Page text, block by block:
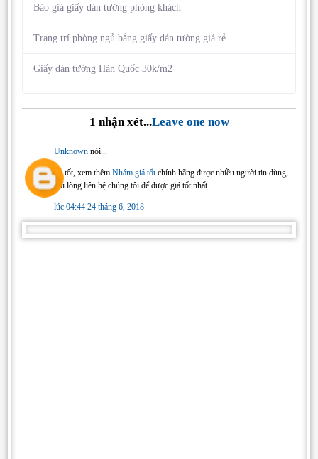
Báo giá giấy dán tường phòng khách
Trang trí phòng ngủ bằng giấy dán tường giá rẻ
Giấy dán tường Hàn Quốc 30k/m2
1 nhận xét...Leave one now
Unknown nói...
rất tốt, xem thêmNhám giá tốtchính hãng được nhiều người tin dùng,
vui lòng liên hệ chúng tôi để được giá tốt nhất.
lúc 04:44 24 tháng 6, 2018